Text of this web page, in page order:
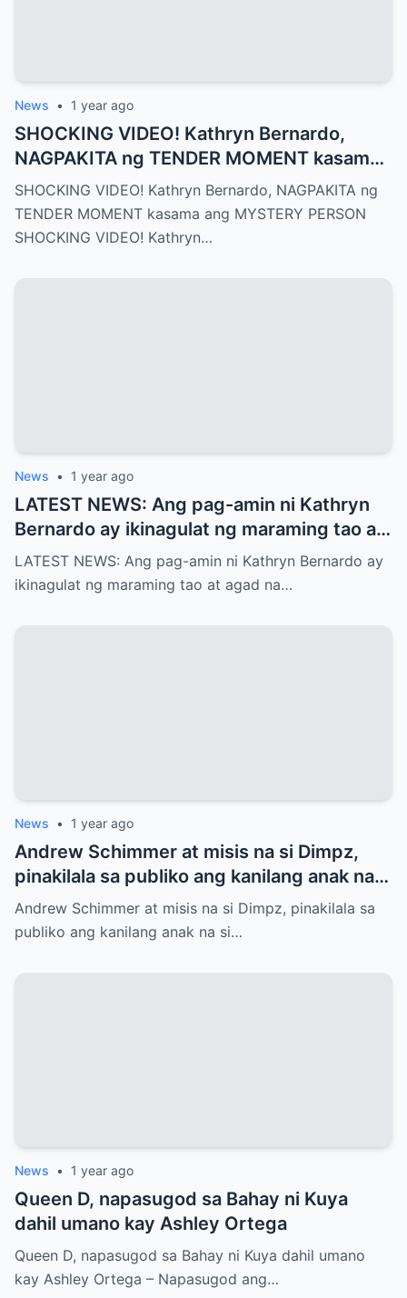
News • 1 year ago
SHOCKING VIDEO! Kathryn Bernardo,
NAGPAKITA ng TENDER MOMENT kasama
ang MYSTERY PERSON
SHOCKING VIDEO! Kathryn Bernardo, NAGPAKITA ng
TENDER MOMENT kasama ang MYSTERY PERSON
SHOCKING VIDEO! Kathryn…
News • 1 year ago
LATEST NEWS: Ang pag-amin ni Kathryn
Bernardo ay ikinagulat ng maraming tao at
agad na naglabas ng pahayag ang Star
Magic, which is…!
LATEST NEWS: Ang pag-amin ni Kathryn Bernardo ay
ikinagulat ng maraming tao at agad na…
News • 1 year ago
Andrew Schimmer at misis na si Dimpz,
pinakilala sa publiko ang kanilang anak na
si Jasmine Andrei
Andrew Schimmer at misis na si Dimpz, pinakilala sa
publiko ang kanilang anak na si…
News • 1 year ago
Queen D, napasugod sa Bahay ni Kuya
dahil umano kay Ashley Ortega
Queen D, napasugod sa Bahay ni Kuya dahil umano
kay Ashley Ortega – Napasugod ang…